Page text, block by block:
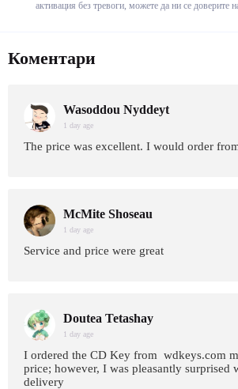
активация без тревоги, можете да ни се доверите
Коментари
Wasoddou Nyddeyt
1 day age
The price was excellent. I would order
McMite Shoseau
1 day age
Service and price were great
Doutea Tetashay
1 day age
I ordered the CD Key from wdkeys.com
price; however, I was pleasantly surprised
delivery